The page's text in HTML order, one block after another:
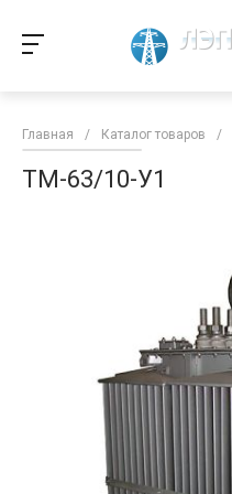
Главная / Каталог товаров /
ТМ-63/10-У1